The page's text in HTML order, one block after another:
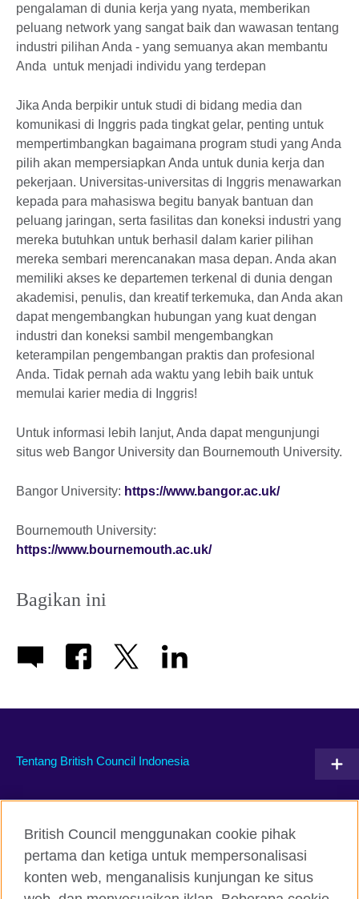
pengalaman di dunia kerja yang nyata, memberikan
peluang network yang sangat baik dan wawasan tentang
industri pilihan Anda - yang semuanya akan membantu
Anda untuk menjadi individu yang terdepan
Jika Anda berpikir untuk studi di bidang media dan
komunikasi di Inggris pada tingkat gelar, penting untuk
mempertimbangkan bagaimana program studi yang Anda
pilih akan mempersiapkan Anda untuk dunia kerja dan
pekerjaan. Universitas-universitas di Inggris menawarkan
kepada para mahasiswa begitu banyak bantuan dan
peluang jaringan, serta fasilitas dan koneksi industri yang
mereka butuhkan untuk berhasil dalam karier pilihan
mereka sembari merencanakan masa depan. Anda akan
memiliki akses ke departemen terkenal di dunia dengan
akademisi, penulis, dan kreatif terkemuka, dan Anda akan
dapat mengembangkan hubungan yang kuat dengan
industri dan koneksi sambil mengembangkan
keterampilan pengembangan praktis dan profesional
Anda. Tidak pernah ada waktu yang lebih baik untuk
memulai karier media di Inggris!
Untuk informasi lebih lanjut, Anda dapat mengunjungi
situs web Bangor University dan Bournemouth University.
Bangor University: https://www.bangor.ac.uk/
Bournemouth University:
https://www.bournemouth.ac.uk/
Bagikan ini
Tentang British Council Indonesia
Facebook Instagram
Twitter TikTok
British Council menggunakan cookie pihak
pertama dan ketiga untuk mempersonalisasi
konten web, menganalisis kunjungan ke situs